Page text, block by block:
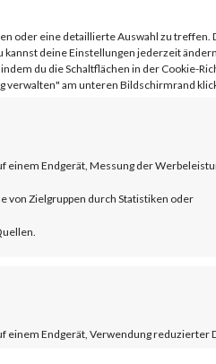
oder eine detaillierte Auswahl zu treffen.
deine Einstellungen jederzeit
du die Schaltflächen in der Cookie-
verwalten" am unteren Bildschirmrand
einem Endgerät, Messung der
von Zielgruppen durch Statistiken oder
einem Endgerät, Verwendung reduzierter
2023-3519 is an
that affects the
Gateway products.
as a gateway or
virtual server.
already mitigated